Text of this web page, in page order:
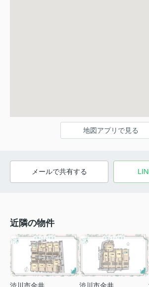
地図アプリで見る
メールで共有する
近隣の物件